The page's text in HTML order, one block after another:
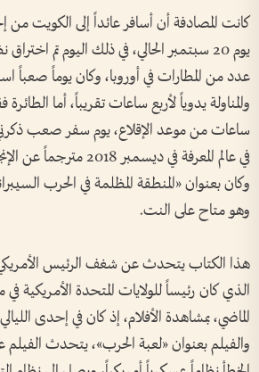
كانت المصادفة أن أسافر عائداً إلى الكويت من
يوم 20 سبتمبر الحالي، في ذلك اليوم تم
عدد من المطارات في أوروبا، وكان يوماً صعباً
والمناولة يدوياً لأربع ساعات تقريباً، أما
ساعات من موعد الإقلاع، يوم سفر صعب
في عالم المعرفة في ديسمبر
وكان بعنوان «المنطقة المظلمة في الحرب
وهو متاح على النت.
هذا الكتاب يتحدث عن شغف الرئيس الأمريكي
الذي كان رئيساً للولايات المتحدة الأمريكية
الماضي، بمشاهدة الأفلام، إذ كان في إحدى
والفيلم بعنوان «لعبة الحرب»، يتحدث